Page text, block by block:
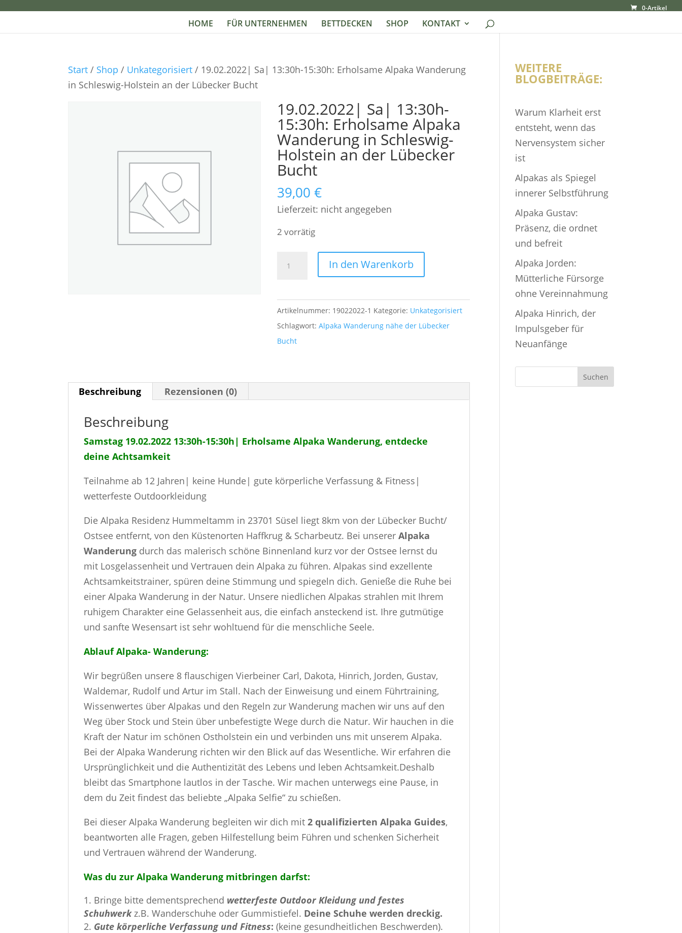
0-Artikel
HOME FÜR UNTERNEHMEN BETTDECKEN SHOP KONTAKT
Start / Shop / Unkategorisiert / 19.02.2022| Sa| 13:30h-15:30h: Erholsame Alpaka Wanderung
in Schleswig-Holstein an der Lübecker Bucht
19.02.2022| Sa| 13:30h-
15:30h: Erholsame Alpaka
Wanderung in Schleswig-
Holstein an der Lübecker
Bucht
39,00€
Lieferzeit: nicht angegeben
2 vorrätig
15:30h:
Erholsame
Alpaka
Schleswig-
Lübecker
In den Warenkorb
e
r
i
v
Artikelnummer: 19022022-1 Kategorie: Unkategorisiert
Schlagwort:Alpaka Wanderung nähe der Lübecker
Bucht
Beschreibung Rezensionen (0)
Beschreibung
Samstag 19.02.2022 13:30h-15:30h| Erholsame Alpaka Wanderung, entdecke
deine Achtsamkeit
Teilnahme ab 12 Jahren| keine Hunde| gute körperliche Verfassung & Fitness|
wetterfeste Outdoorkleidung
Die Alpaka Residenz Hummeltamm in 23701 Süsel liegt 8km von der Lübecker Bucht/
Ostsee entfernt, von den Küstenorten Haffkrug & Scharbeutz. Bei unsererAlpaka
Wanderung durch das malerisch schöne Binnenland kurz vor der Ostsee lernst du
mit Losgelassenheit und Vertrauen dein Alpaka zu führen. Alpakas sind exzellente
Achtsamkeitstrainer, spüren deine Stimmung und spiegeln dich. Genieße die Ruhe bei
einer Alpaka Wanderung in der Natur. Unsere niedlichen Alpakas strahlen mit Ihrem
ruhigem Charakter eine Gelassenheit aus, die einfach ansteckend ist. Ihre gutmütige
und sanfte Wesensart ist sehr wohltuend für die menschliche Seele.
Ablauf Alpaka- Wanderung:
Wir begrüßen unsere 8 flauschigen Vierbeiner Carl, Dakota, Hinrich, Jorden, Gustav,
Waldemar, Rudolf und Artur im Stall. Nach der Einweisung und einem Führtraining,
Wissenwertes über Alpakas und den Regeln zur Wanderung machen wir uns auf den
Weg über Stock und Stein über unbefestigte Wege durch die Natur. Wir hauchen in die
Kraft der Natur im schönen Ostholstein ein und verbinden uns mit unserem Alpaka.
Bei der Alpaka Wanderung richten wir den Blick auf das Wesentliche. Wir erfahren die
Ursprünglichkeit und die Authentizität des Lebens und leben Achtsamkeit.Deshalb
bleibt das Smartphone lautlos in der Tasche. Wir machen unterwegs eine Pause, in
dem du Zeit findest das beliebte „Alpaka Selfie“ zu schießen.
Bei dieser Alpaka Wanderung begleiten wir dich mit2 qualifizierten Alpaka Guides,
beantworten alle Fragen, geben Hilfestellung beim Führen und schenken Sicherheit
und Vertrauen während der Wanderung.
Was du zur Alpaka Wanderung mitbringen darfst:
Bringe bitte dementsprechend wetterfeste Outdoor Kleidung und festes
Schuhwerkz.B. Wanderschuhe oder Gummistiefel. Deine Schuhe werden dreckig.
Gute körperliche Verfassung und Fitness:(keine gesundheitlichen Beschwerden).
WEITERE
BLOGBEITRÄGE:
Warum Klarheit erst
entsteht, wenn das
Nervensystem sicher
ist
Alpakas als Spiegel
innerer Selbstführung
Alpaka Gustav:
Präsenz, die ordnet
und befreit
Alpaka Jorden:
Mütterliche Fürsorge
ohne Vereinnahmung
Alpaka Hinrich, der
Impulsgeber für
Neuanfänge
Suchen